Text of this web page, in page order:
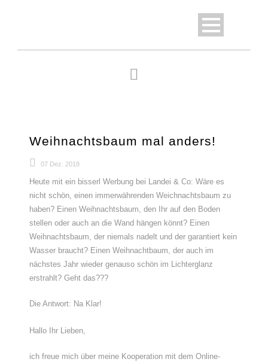
Weihnachtsbaum mal anders!
07 Dez. 2018
Heute mit ein bisserl Werbung bei Landei & Co: Wäre es
nicht schön, einen immerwährenden Weichnachtsbaum zu
haben? Einen Weihnachtsbaum, den Ihr auf den Boden
stellen oder auch an die Wand hängen könnt? Einen
Weihnachtsbaum, der niemals nadelt und der garantiert kein
Wasser braucht? Einen Weihnachtbaum, der auch im
nächstes Jahr wieder genauso schön im Lichterglanz
erstrahlt? Geht das???
Die Antwort: Na Klar!
Hallo Ihr Lieben,
ich freue mich über meine Kooperation mit dem Online-